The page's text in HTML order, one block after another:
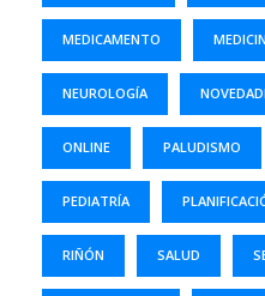
MEDICAMENTO
NEUROLOGÍA
ONLINE PALUDISMO
PEDIATRÍA
RIÑÓN SALUD